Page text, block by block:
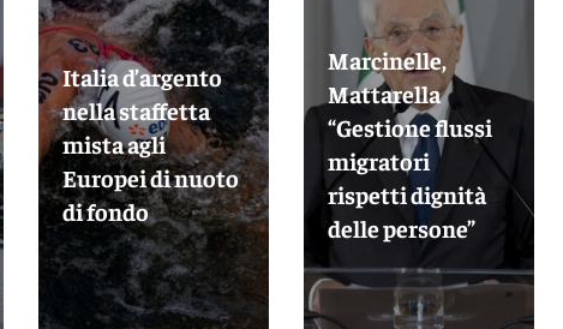
Italia d’argento
nella staffetta
mista agli
Europei di nuoto
di fondo
Marcinelle,
Mattarella
“Gestione flussi
migratori
rispetti dignità
delle persone”